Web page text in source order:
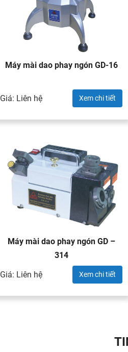
Máy mài dao phay ngón GD-16
Giá: Liên hệ Xem chi tiết
Máy mài dao phay ngón GD –
314
Giá: Liên hệ
Xem chi tiết